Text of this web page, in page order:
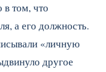
в том, что
а его должность.
«личную
другое